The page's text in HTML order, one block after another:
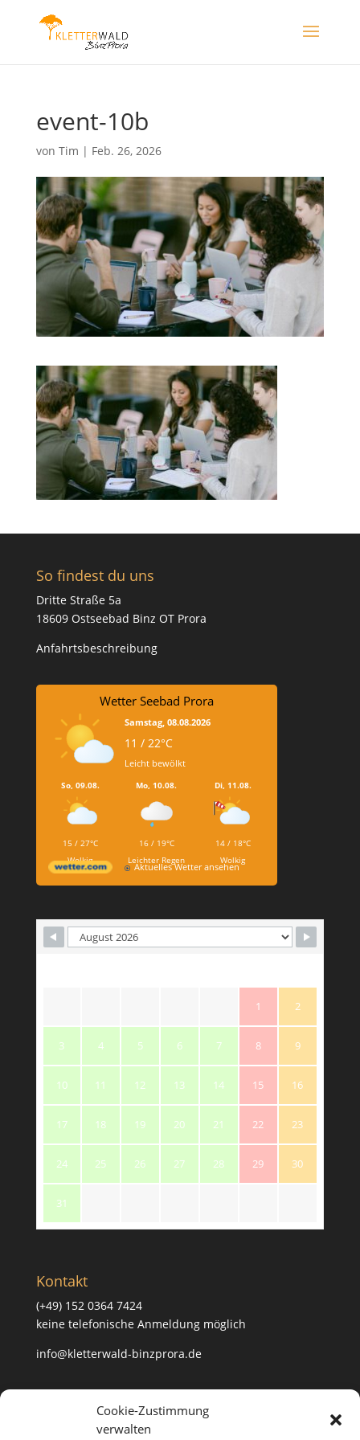
Cookie-Zustimmung
verwalten
event-10b
von Tim | Feb. 26, 2026
So findest du uns
Dritte Straße 5a
18609 Ostseebad Binz OT Prora
Anfahrtsbeschreibung
Wetter Seebad Prora
Samstag, 08.08.2026
11 / 22°C
Leicht bewölkt
So, 09.08.
15 / 27°C
Wolkig
Mo, 10.08.
16 / 19°C
Leichter Regen
Di, 11.08.
14 / 18°C
Wolkig
Aktuelles Wetter ansehen
1 2
3 4 5 6 7 8 9
10 11 12 13 14 15 16
17 18 19 20 21 22 23
24 25 26 27 28 29 30
31
Kontakt
(+49) 152 0364 7424
keine telefonische Anmeldung möglich
info@kletterwald-binzprora.de
Postanschrift
Kletterwald BinzProra Uwe Häusler